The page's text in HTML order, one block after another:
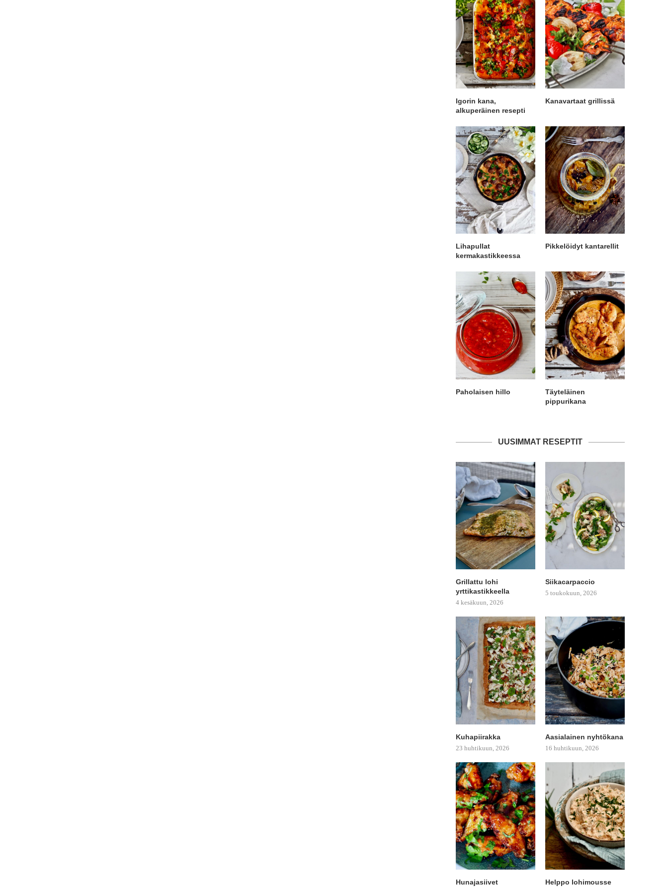
Igorin kana,
alkuperäinen resepti
Kanavartaat grillissä
Lihapullat
kermakastikkeessa
Pikkelöidyt kantarellit
Paholaisen hillo
Täyteläinen
pippurikana
UUSIMMAT RESEPTIT
Grillattu lohi
yrttikastikkeella
4 kesäkuun, 2026
Siikacarpaccio
5 toukokuun, 2026
Kuhapiirakka
23 huhtikuun, 2026
Aasialainen nyhtökana
16 huhtikuun, 2026
Hunajasiivet Helppo lohimousse